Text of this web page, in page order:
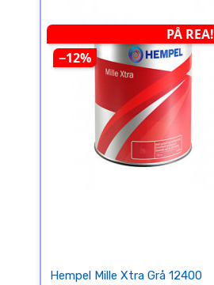
PÅ REA!
−12%
Hempel Mille Xtra Grå 12400